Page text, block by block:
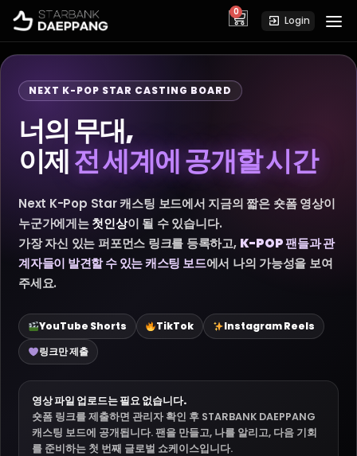
0
cart Login
NEXT K-POP STAR CASTING BOARD
너의 무대,
이제전 세계에 공개할 시간
Next K-Pop Star 캐스팅 보드에서 지금의 짧은 숏폼 영상이
누군가에게는첫인상이 될 수 있습니다.
가장 자신 있는 퍼포먼스 링크를 등록하고, K-POP 팬들과 관
계자들이 발견할 수 있는 캐스팅 보드에서 나의 가능성을 보여
주세요.
YouTube Shorts TikTok
Instagram Reels
링크만 제출
영상 파일 업로드는 필요 없습니다.
숏폼 링크를 제출하면 관리자 확인 후 STARBANK DAEPPANG
캐스팅 보드에 공개됩니다. 팬을 만들고, 나를 알리고, 다음 기회
를 준비하는 첫 번째 글로벌 쇼케이스입니다.